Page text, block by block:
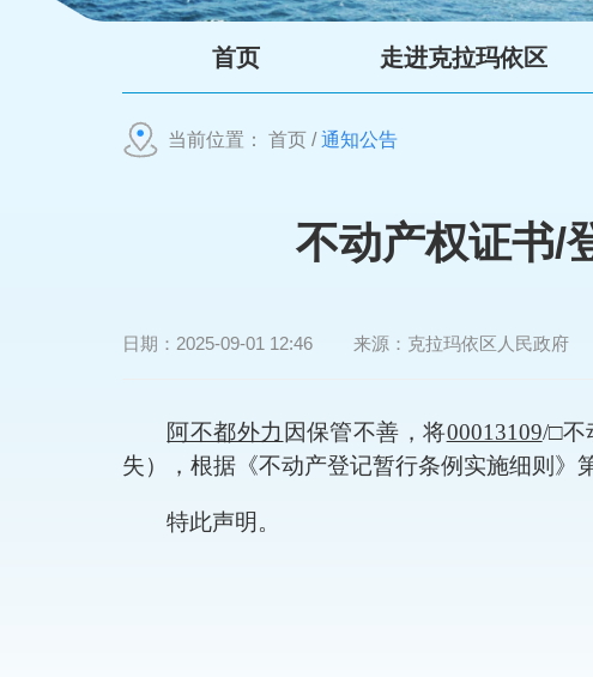
首页 走进克拉玛依区
当前位置： 首页 /通知公告
不动产权证书/
日期： 2025-09-01 12:46 来源： 克拉玛依区人民政府
阿不都外力 因保管不善，将00013109/□不
失）
， 根据《不动产登记暂行条例实施细则》
特此声明。